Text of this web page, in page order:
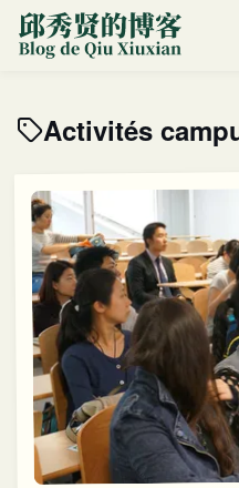
Activités